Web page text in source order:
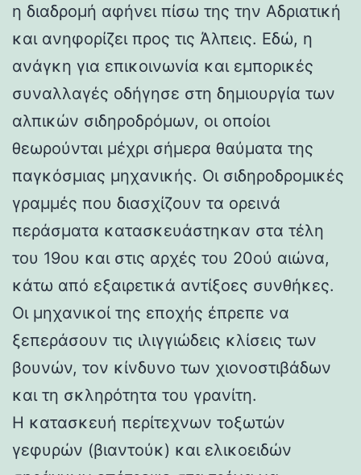
η διαδρομή αφήνει πίσω της την Αδριατική
και ανηφορίζει προς τις Άλπεις. Εδώ, η
ανάγκη για επικοινωνία και εμπορικές
συναλλαγές οδήγησε στη δημιουργία των
αλπικών σιδηροδρόμων, οι οποίοι
θεωρούνται μέχρι σήμερα θαύματα της
παγκόσμιας μηχανικής. Οι σιδηροδρομικές
γραμμές που διασχίζουν τα ορεινά
περάσματα κατασκευάστηκαν στα τέλη
του 19ου και στις αρχές του 20ού αιώνα,
κάτω από εξαιρετικά αντίξοες συνθήκες.
Οι μηχανικοί της εποχής έπρεπε να
ξεπεράσουν τις ιλιγγιώδεις κλίσεις των
βουνών, τον κίνδυνο των χιονοστιβάδων
και τη σκληρότητα του γρανίτη.
Η κατασκευή περίτεχνων τοξωτών
γεφυρών (βιαντούκ) και ελικοειδών